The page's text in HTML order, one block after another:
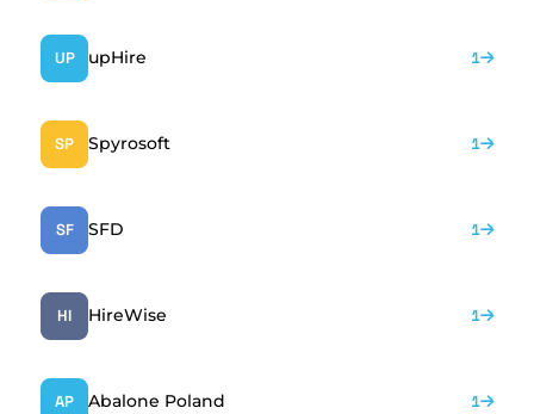
UP upHire 1
SP Spyrosoft 1
SF SFD 1
HI HireWise 1
AP Abalone Poland 1